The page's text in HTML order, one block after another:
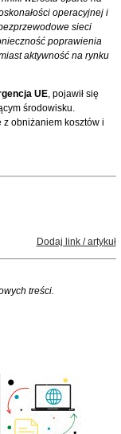
operacyjnej i
sieci
poprawienia
aktywność na rynku
UE, pojawił się
środowisku.
z obniżaniem kosztów i
Dodaj link / artykuł
treści.